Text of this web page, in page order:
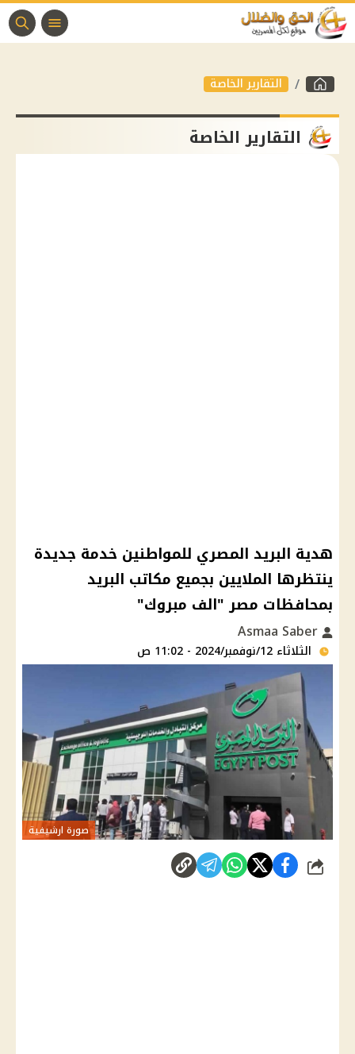
التقارير الخاصة
التقارير الخاصة
هدية البريد المصري للمواطنين خدمة جديدة
ينتظرها الملايين بجميع مكاتب البريد
بمحافظات مصر "الف مبروك"
الثلاثاء 12/نوفمبر/2024 - 11:02 ص
صورة ارشيفية
شارك